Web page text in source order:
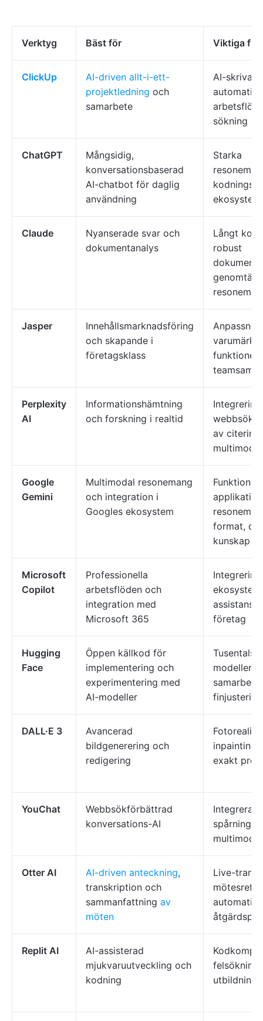
Verktyg Bäst för Viktiga
ClickUp
AI-driven allt-i-ett-
projektledning och
samarbete
AI-
sökning
ChatGPT
Mångsidig,
konversationsbaserad
AI-chatbot för daglig
användning
Starka
ekosystem
Claude
Nyanserade svar och
dokumentanalys
Långt
robust
Jasper
Innehållsmarknadsföring
och skapande i
företagsklass
funktioner,
Perplexity
AI
Informationshämtning
och forskning i realtid
av
Google
Gemini
Multimodal resonemang
och integration i
Googles ekosystem
format,
kunskap
Microsoft
Copilot
Professionella
arbetsflöden och
integration med
Microsoft 365
assistans,
företag
Hugging
Face
Öppen källkod för
implementering och
experimentering med
AI-modeller
Tusentals
modeller,
DALL·E 3
Avancerad
bildgenerering och
redigering
exakt
YouChat
Webbsökförbättrad
konversations-AI
spårning
Otter AI AI-driven anteckning,
transkription och
sammanfattning av
möten
Live-
Replit AI
AI-assisterad
mjukvaruutveckling och
kodning